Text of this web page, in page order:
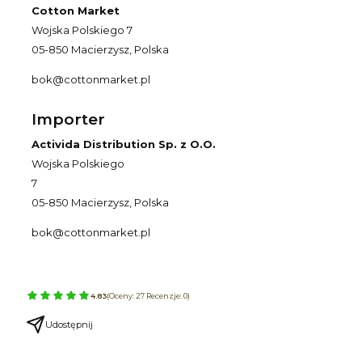
Cotton Market
Wojska Polskiego 7
05-850 Macierzysz, Polska
bok@cottonmarket.pl
Importer
Activida Distribution Sp. z O.O.
Wojska Polskiego
7
05-850 Macierzysz, Polska
bok@cottonmarket.pl
4.83(Oceny: 27 Recenzje: 0)
Udostępnij